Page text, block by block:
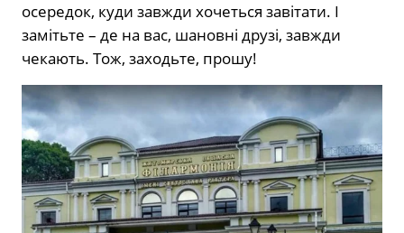
осередок, куди завжди хочеться завітати. І
замітьте – де на вас, шановні друзі, завжди
чекають. Тож, заходьте, прошу!